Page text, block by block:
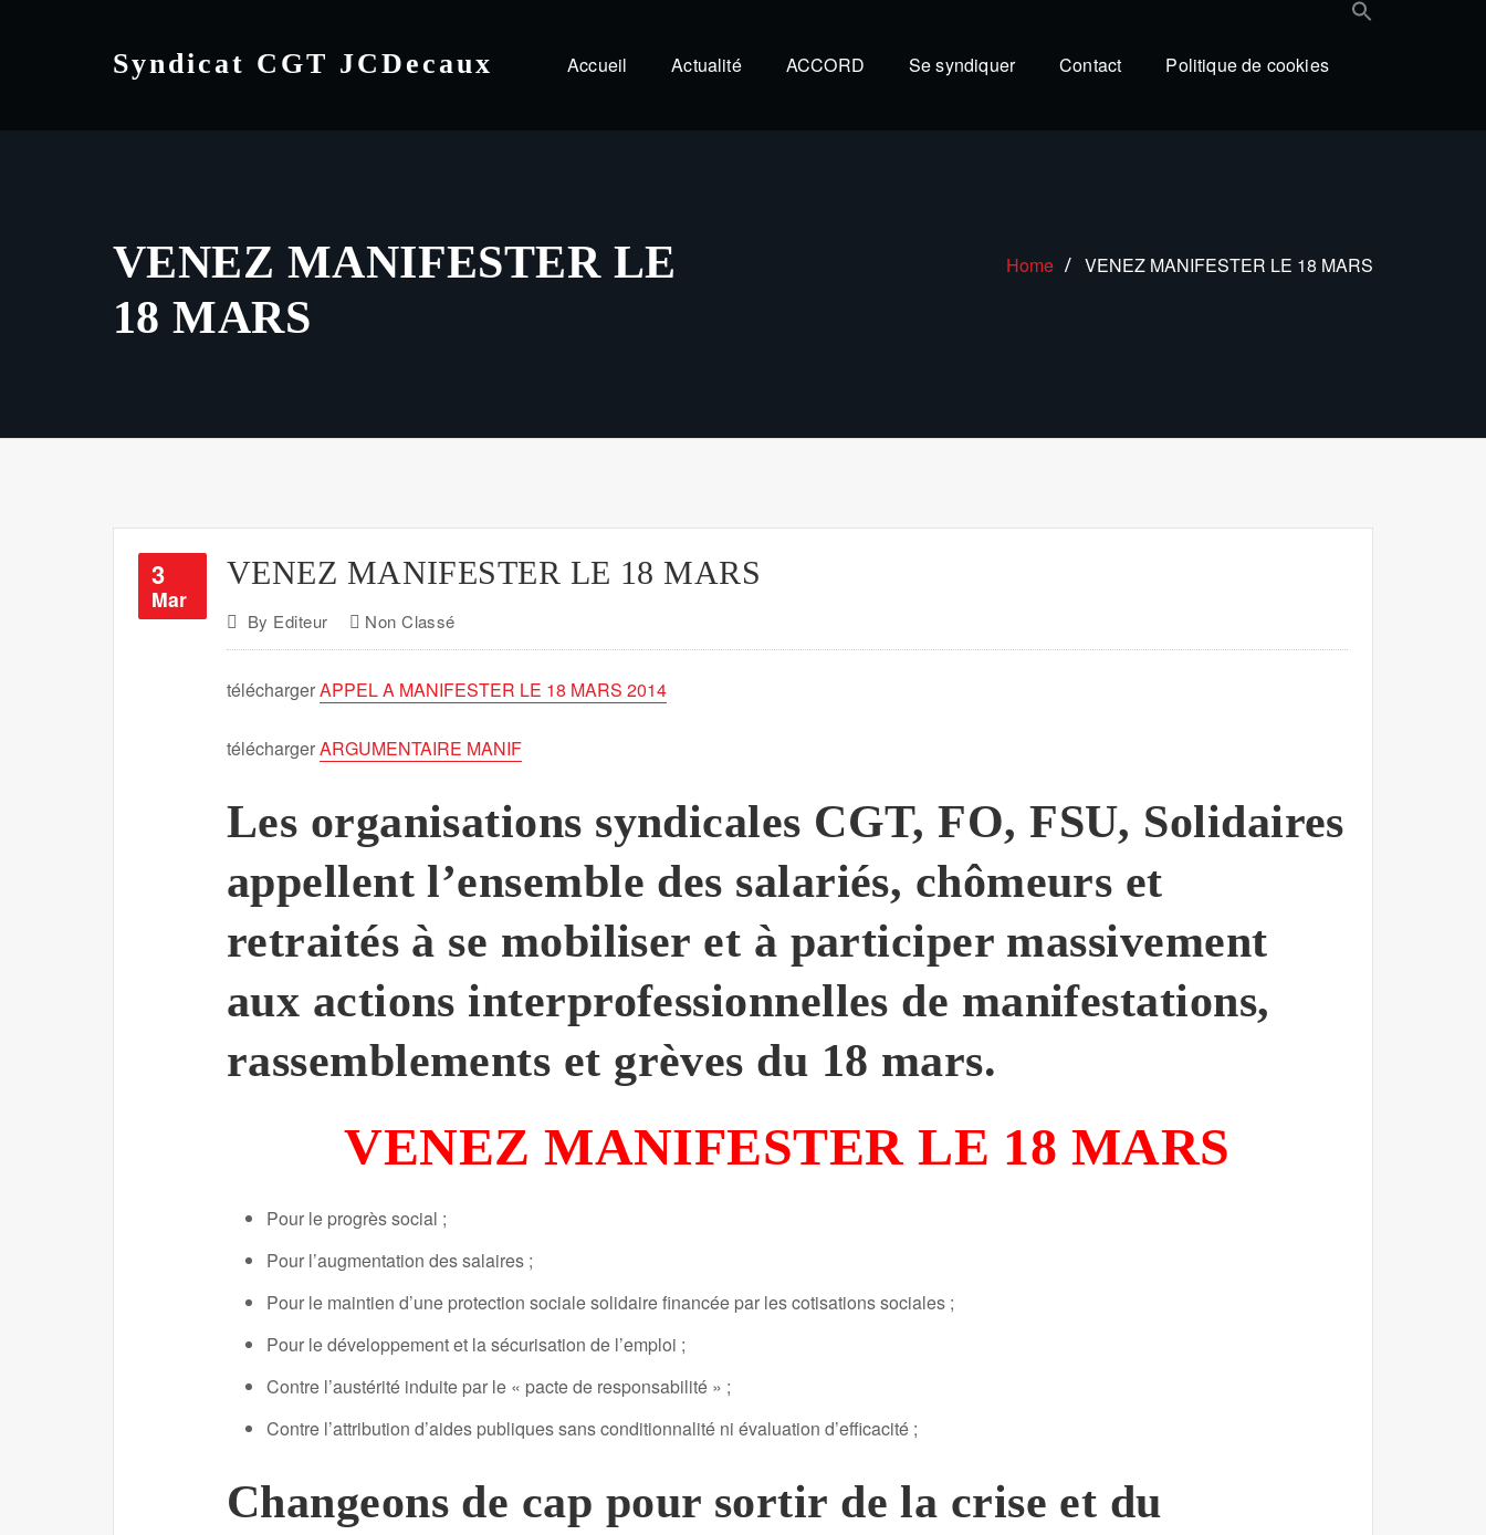
Syndicat CGT JCDecaux Accueil Actualité ACCORD Se syndiquer Contact Politique de cookies
VENEZ MANIFESTER LE
18 MARS
Home VENEZ MANIFESTER LE 18 MARS
3
Mar
VENEZ MANIFESTER LE 18 MARS
By Editeur Non Classé
téléchargerAPPEL A MANIFESTER LE 18 MARS 2014
téléchargerARGUMENTAIRE MANIF
Les organisations syndicales CGT, FO, FSU, Solidaires
appellent l’ensemble des salariés, chômeurs et
retraités à se mobiliser et à participer massivement
aux actions interprofessionnelles de manifestations,
rassemblements et grèves du 18 mars.
VENEZ MANIFESTER LE 18 MARS
Pour le progrès social ;
Pour l’augmentation des salaires ;
Pour le maintien d’une protection sociale solidaire financée par les cotisations sociales ;
Pour le développement et la sécurisation de l’emploi ;
Contre l’austérité induite par le « pacte de responsabilité » ;
Contre l’attribution d’aides publiques sans conditionnalité ni évaluation d’efficacité ;
Changeons de cap pour sortir de la crise et du